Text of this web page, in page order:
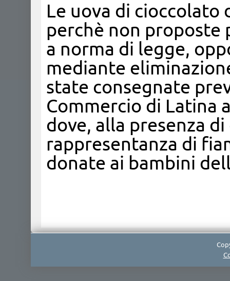
Le uova di
perchè non proposte
a norma di legge,
mediante
state consegnate
Commercio di Latina
dove, alla presenza
rappresentanza di
donate ai bambini